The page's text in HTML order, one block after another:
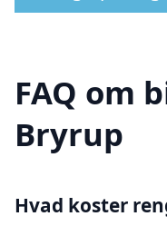
FAQ om
Bryrup
Hvad koster